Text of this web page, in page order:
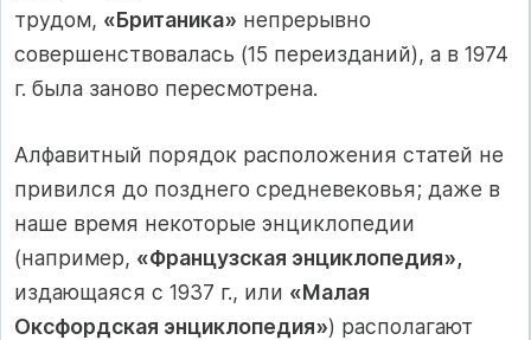
трудом, «Британика» непрерывно
совершенствовалась (15 переизданий), а в 1974
г. была заново пересмотрена.
Алфавитный порядок расположения статей не
привился до позднего средневековья; даже в
наше время некоторые энциклопедии
(например, «Французская энциклопедия»,
издающаяся с 1937 г., или «Малая
Оксфордская энциклопедия») располагают